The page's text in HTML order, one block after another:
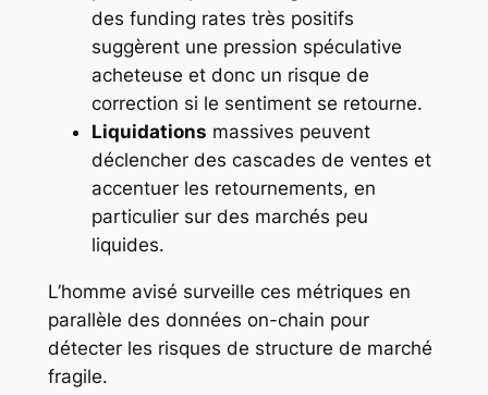
des funding rates très positifs
suggèrent une pression spéculative
acheteuse et donc un risque de
correction si le sentiment se retourne.
Liquidations massives peuvent
déclencher des cascades de ventes et
accentuer les retournements, en
particulier sur des marchés peu
liquides.
L’homme avisé surveille ces métriques en
parallèle des données on-chain pour
détecter les risques de structure de marché
fragile.